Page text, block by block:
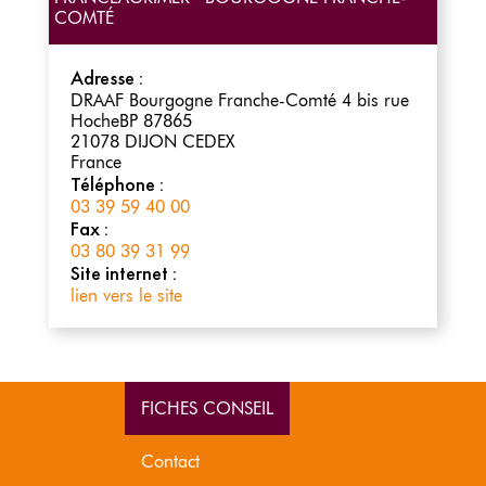
COMTÉ
Adresse :
DRAAF Bourgogne Franche-Comté 4 bis rue
HocheBP 87865
21078 DIJON CEDEX
France
Téléphone :
03 39 59 40 00
Fax :
03 80 39 31 99
Site internet :
lien vers le site
FICHES CONSEIL
Contact